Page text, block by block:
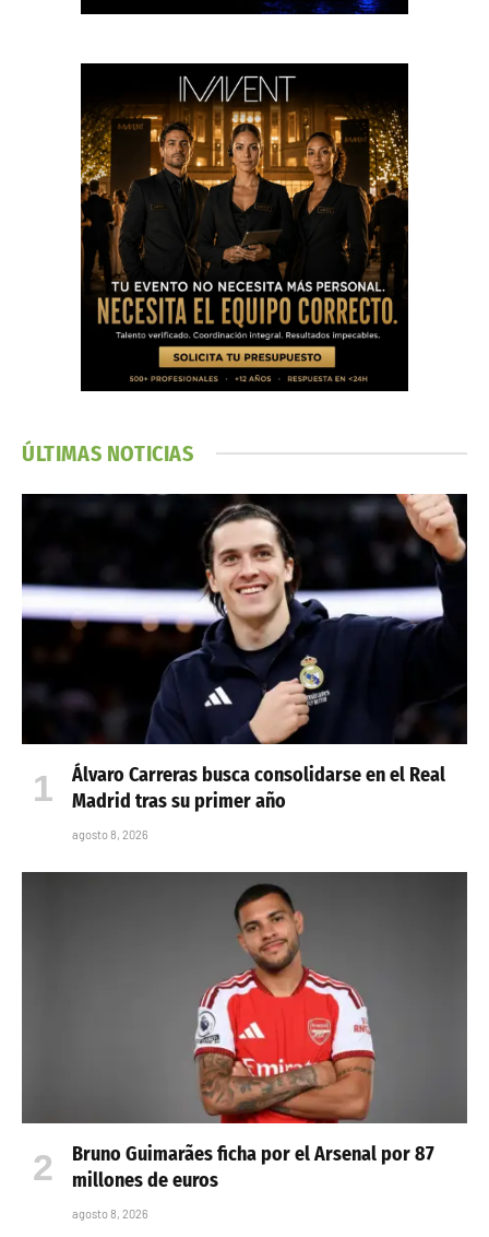
ÚLTIMAS NOTICIAS
Álvaro Carreras busca consolidarse en el Real
Madrid tras su primer año
agosto 8, 2026
Bruno Guimarães ficha por el Arsenal por 87
millones de euros
agosto 8, 2026